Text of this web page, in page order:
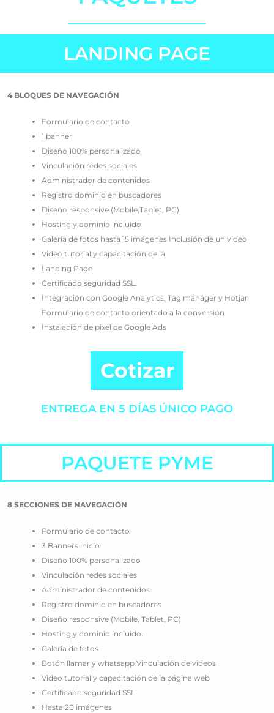
LANDING PAGE
4 BLOQUES DE NAVEGACIÓN
Formulario de contacto
1 banner
Diseño 100% personalizado
Vinculación redes sociales
Administrador de contenidos
Registro dominio en buscadores
Diseño responsive (Mobile,Tablet, PC)
Hosting y dominio incluido
Galería de fotos hasta 15 imágenes Inclusión de un video
Video tutorial y capacitación de la
Landing Page
Certificado seguridad SSL.
Integración con Google Analytics, Tag manager y Hotjar
Formulario de contacto orientado a la conversión
Instalación de pixel de Google Ads
Cotizar
ENTREGA EN 5 DÍAS ÚNICO PAGO
PAQUETE PYME
8 SECCIONES DE NAVEGACIÓN
Formulario de contacto
3 Banners inicio
Diseño 100% personalizado
Vinculación redes sociales
Administrador de contenidos
Registro dominio en buscadores
Diseño responsive (Mobile, Tablet, PC)
Hosting y dominio incluido.
Galería de fotos
Botón llamar y whatsapp Vinculación de videos
Video tutorial y capacitación de la página web
Certificado seguridad SSL
Hasta 20 imágenes